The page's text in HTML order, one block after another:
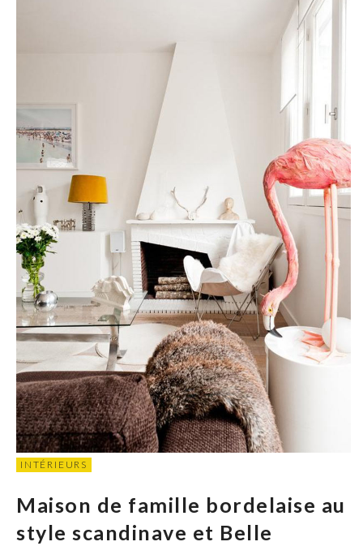
INTÉRIEURS
Maison de famille bordelaise au
style scandinave et Belle